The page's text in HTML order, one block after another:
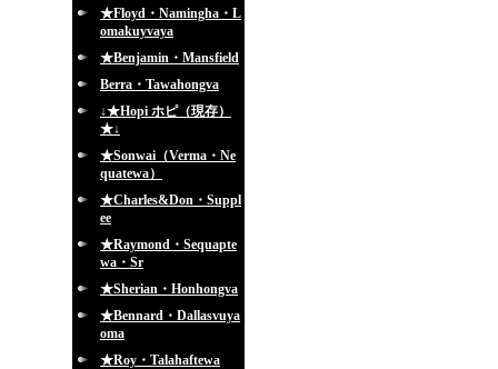
★Floyd・Namingha・L
omakuyvaya
★Benjamin・Mansfield
Berra・Tawahongva
↓★Hopi ホピ（現存）
★↓
★Sonwai（Verma・Ne
quatewa）
★Charles&Don・Suppl
ee
★Raymond・Sequapte
wa・Sr
★Sherian・Honhongva
★Bennard・Dallasvuya
oma
★Roy・Talahaftewa